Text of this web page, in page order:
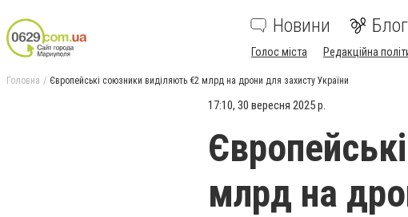
Новини
Голос міста Редакційна
Головна Європейські союзники виділяють €2 млрд на дрони для захисту України
17:10, 30 вересня 2025 р.
млрд на